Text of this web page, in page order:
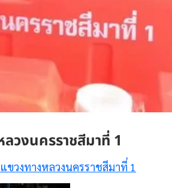
วงนครราชสีมาที่ 1
ขวงทางหลวงนครราชสีมาที่ 1